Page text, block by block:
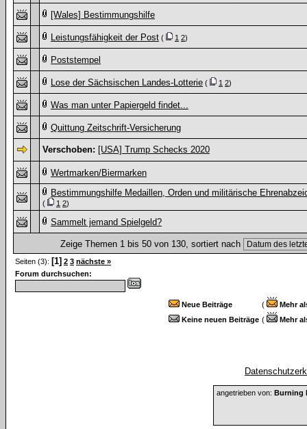
[Wales] Bestimmungshilfe
Leistungsfähigkeit der Post ( 1 2)
Poststempel
Lose der Sächsischen Landes-Lotterie ( 1 2)
Was man unter Papiergeld findet...
Quittung Zeitschrift-Versicherung
Verschoben: [USA] Trump Schecks 2020
Wertmarken/Biermarken
Bestimmungshilfe Medaillen, Orden und militärische
( 1 2)
Sammelt jemand Spielgeld?
Zeige Themen 1 bis 50 von 130, sortiert nach
Seiten (3): [1] 2 3 nächste »
Forum durchsuchen:
Neue Beiträge (
Mehr
Keine neuen Beiträge ( Mehr
angetrieben von: Burning